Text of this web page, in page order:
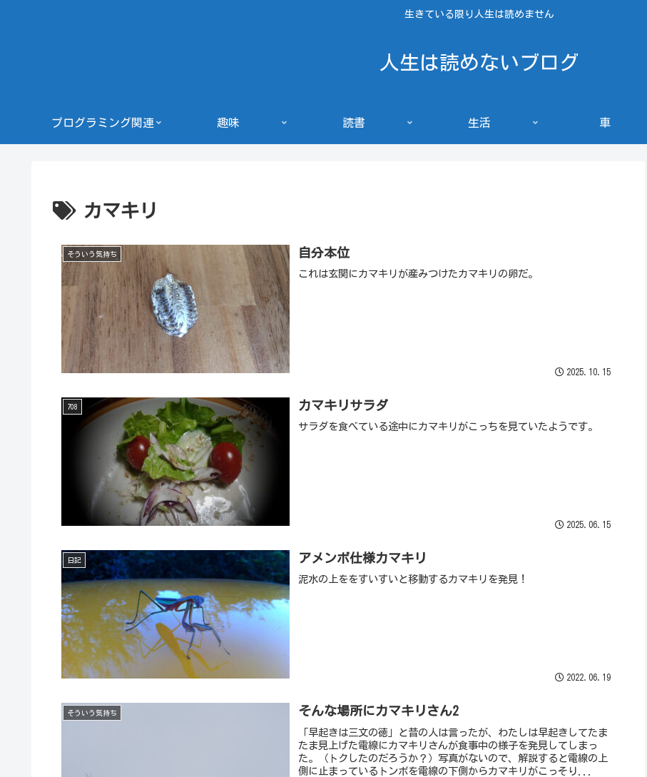
生きている限り人生は読めません
人生は読めないブログ
プログラミング関連 趣味 読書 生活 車
カマキリ
そういう気持ち 自分本位
これは玄関にカマキリが産みつけたカマキリの卵だ。
2025.10.15
708 カマキリサラダ
サラダを食べている途中にカマキリがこっちを見ていたようです。
2025.06.15
日記 アメンボ仕様カマキリ
泥水の上ををすいすいと移動するカマキリを発見！
2022.06.19
そういう気持ち そんな場所にカマキリさん2
「早起きは三文の徳」と昔の人は言ったが、わたしは早起きしてたま
たま見上げた電線にカマキリさんが食事中の様子を発見してしまっ
た。（トクしたのだろうか？）写真がないので、解説すると電線の上
側に止まっているトンボを電線の下側からカマキリがこっそり...